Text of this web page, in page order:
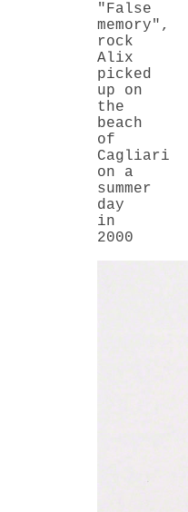
"False
memory" ,
rock
Alix
picked
up on
the
beach
of
Cagliari
on a
summer
day
in
2000